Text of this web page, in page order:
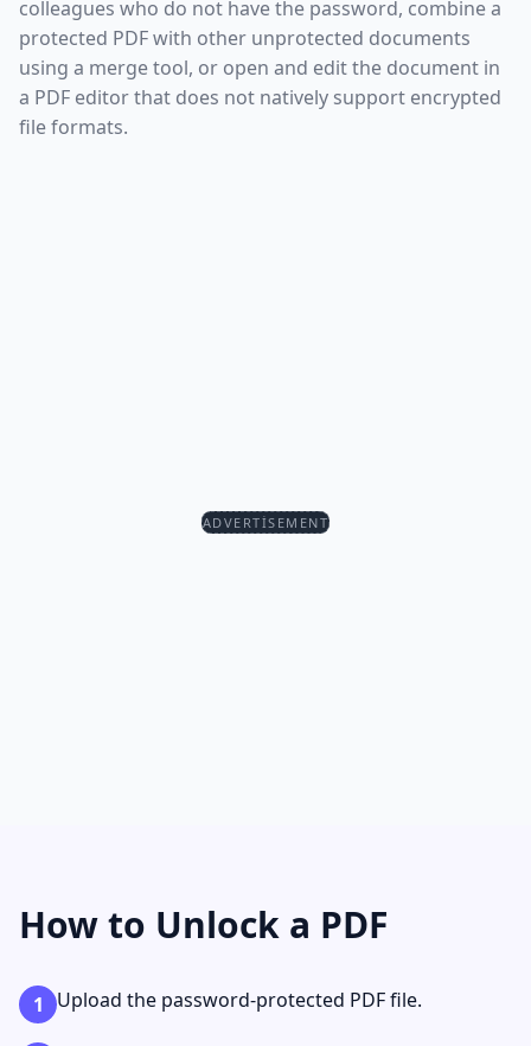
colleagues who do not have the password, combine a
protected PDF with other unprotected documents
using a merge tool, or open and edit the document in
a PDF editor that does not natively support encrypted
file formats.
ADVERTISEMENT
How to Unlock a PDF
1 Upload the password-protected PDF file.